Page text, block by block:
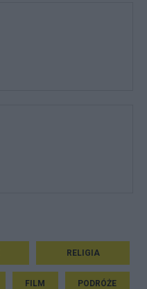
RELIGIA
FILM PODRÓŻE